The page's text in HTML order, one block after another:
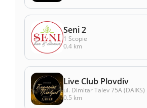
Seni 2
1 Scopie
0.4 km
Live Club Plovdiv
ul. Dimitar Talev 75A (DAIKS)
0.5 km